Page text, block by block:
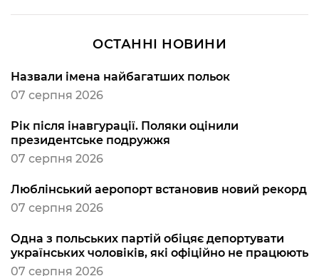
ОСТАННІ НОВИНИ
Назвали імена найбагатших польок
07 серпня 2026
Рік після інавгурації. Поляки оцінили
президентське подружжя
07 серпня 2026
Люблінський аеропорт встановив новий рекорд
07 серпня 2026
Одна з польських партій обіцяє депортувати
українських чоловіків, які офіційно не працюють
07 серпня 2026